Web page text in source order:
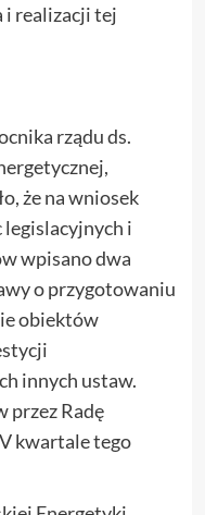
i realizacji tej
rządu ds.
że na wniosek
legislacyjnych i
wpisano dwa
o przygotowaniu
obiektów
innych ustaw.
przez Radę
kwartale tego